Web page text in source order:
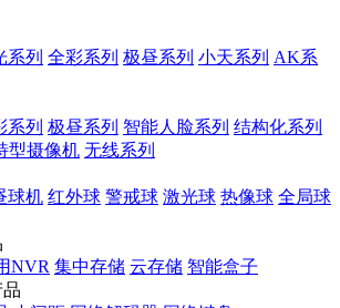
系列 全彩系列 极昼系列 小天系列 AK系
系列 极昼系列 智能人脸系列 结构化系列
型摄像机 无线系列
球机 红外球 警戒球 激光球 热像球 全局球
NVR 集中存储 云存储 智能盒子